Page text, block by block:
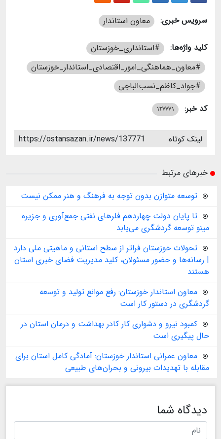
سرویس خبری: معاون استاندار
کلید واژه‌ها:
#استانداری_خوزستان
#معاون_هماهنگی_امور_اقتصادی_استاندار_خوزستان
#جواد_کاظم_نسب‌الباجی
کد خبر:
137771
لینک کوتاه https://ostansazan.ir/news/137771
خبرهای مرتبط
توسعه متوازن بدون توجه به فرهنگ و هنر ممکن نیست
تا پایان دولت چهاردهم فلرهای نفتی جمع‌آوری و جزیره
مینو توسعه گردشگری می‌یابد
تحولات خوزستان فراتر از سطح استانی و ماهیتی ملی دارد
| رسانه‌ها و حضور مسئولان، کلید مدیریت فضای خبری استان
هستند
معاون استاندار خوزستان: رفع موانع تولید و توسعه
گردشگری در دستور کار است
کمبود نیرو و دشواری کار کادر بهداشت و درمان استان در
حال پیگیری است
معاون عمرانی استاندار خوزستان: آمادگی کامل استان برای
مقابله با تهدیدات بیرونی و بحران‌های طبیعی
دیدگاه شما